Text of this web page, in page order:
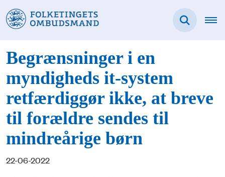
Begrænsninger i en
myndigheds it-system
retfærdiggør ikke, at breve
til forældre sendes til
mindreårige børn
22-06-2022